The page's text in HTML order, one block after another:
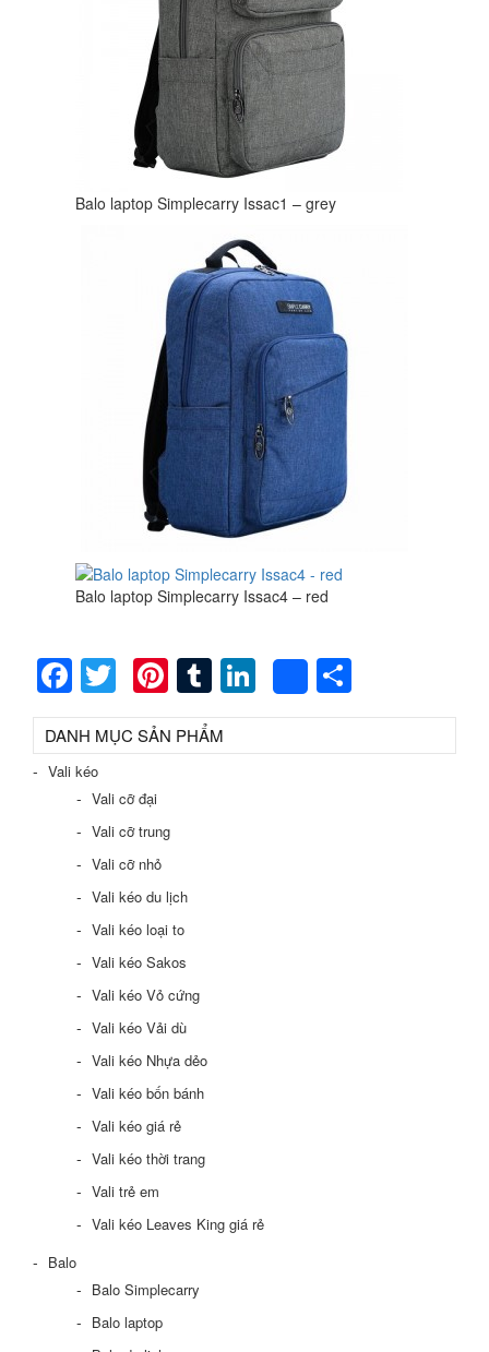
Balo laptop Simplecarry Issac1 – grey
Balo laptop Simplecarry Issac4 – red
Facebook
TwitterPinterest
TumblrLinkedIn
Share
DANH MỤC SẢN PHẨM
Vali kéo
Vali cỡ đại
Vali cỡ trung
Vali cỡ nhỏ
Vali kéo du lịch
Vali kéo loại to
Vali kéo Sakos
Vali kéo Vỏ cứng
Vali kéo Vải dù
Vali kéo Nhựa dẻo
Vali kéo bốn bánh
Vali kéo giá rẻ
Vali kéo thời trang
Vali trẻ em
Vali kéo Leaves King giá rẻ
Balo
Balo Simplecarry
Balo laptop